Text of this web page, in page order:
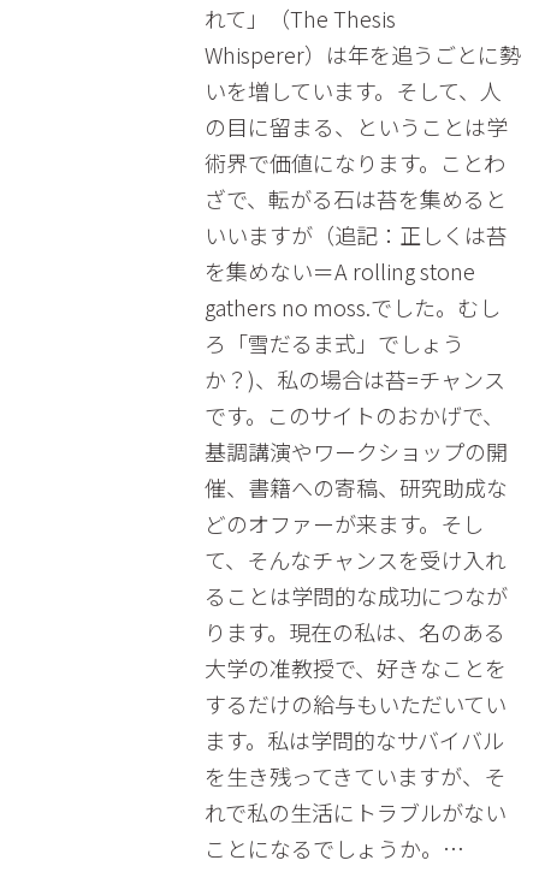
れて」（The Thesis
Whisperer）は年を追うごとに勢
いを増しています。そして、人
の目に留まる、ということは学
術界で価値になります。ことわ
ざで、転がる石は苔を集めると
いいますが（追記：正しくは苔
を集めない＝A rolling stone
gathers no moss.でした。むし
ろ「雪だるま式」でしょう
か？)、私の場合は苔=チャンス
です。このサイトのおかげで、
基調講演やワークショップの開
催、書籍への寄稿、研究助成な
どのオファーが来ます。そし
て、そんなチャンスを受け入れ
ることは学問的な成功につなが
ります。現在の私は、名のある
大学の准教授で、好きなことを
するだけの給与もいただいてい
ます。私は学問的なサバイバル
を生き残ってきていますが、そ
れで私の生活にトラブルがない
ことになるでしょうか。…